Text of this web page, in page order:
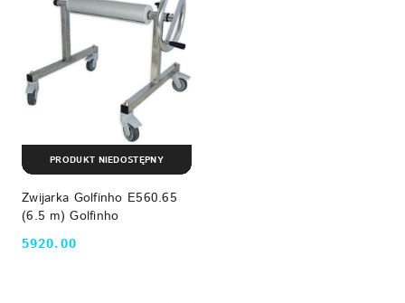
Zwijarka Golfinho E560.65
(6.5 m) Golfinho
Cena:
5920.00
PRODUKT NIEDOSTĘPNY